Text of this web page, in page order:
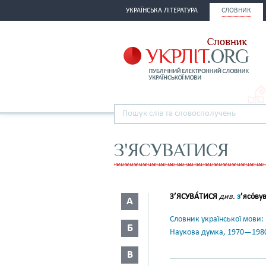
УКРАЇНСЬКА ЛІТЕРАТУРА СЛОВНИК
З'ЯСУВАТИСЯ
А
Б
В
З’ЯСУВА́ТИСЯ див. з
Словник української
Наукова думка,